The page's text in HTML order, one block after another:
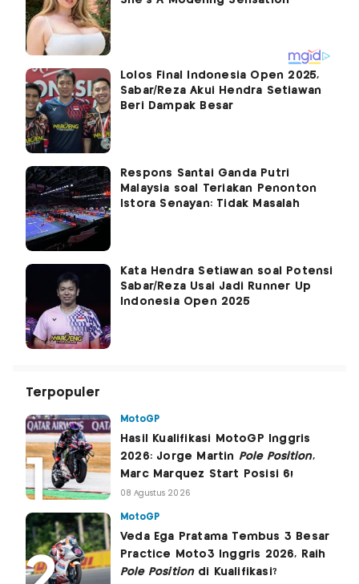
Lolos Final Indonesia Open 2025,
Sabar/Reza Akui Hendra Setiawan
Beri Dampak Besar
Respons Santai Ganda Putri
Malaysia soal Teriakan Penonton
Istora Senayan: Tidak Masalah
Kata Hendra Setiawan soal Potensi
Sabar/Reza Usai Jadi Runner Up
Indonesia Open 2025
Terpopuler
MotoGP
Hasil Kualifikasi MotoGP Inggris
2026: Jorge Martin Pole Position,
Marc Marquez Start Posisi 6!
08 Agustus 2026
MotoGP
Veda Ega Pratama Tembus 3 Besar
Practice Moto3 Inggris 2026, Raih
Pole Positiondi Kualifikasi?